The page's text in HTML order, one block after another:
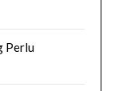
Perlu